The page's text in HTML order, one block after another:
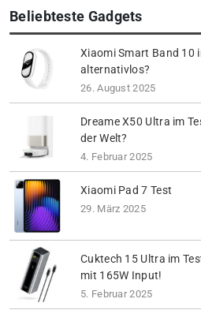
Beliebteste Gadgets
Xiaomi Smart Band 10
alternativlos?
26. August 2025
Dreame X50 Ultra im
der Welt?
4. Februar 2025
Xiaomi Pad 7 Test
29. März 2025
Cuktech 15 Ultra im
mit 165W Input!
5. Februar 2025